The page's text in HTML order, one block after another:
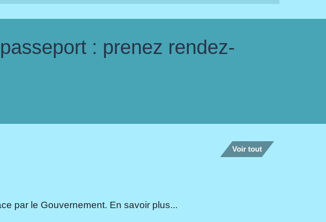
: prenez rendez-
Voir tout
par le Gouvernement. En savoir plus...